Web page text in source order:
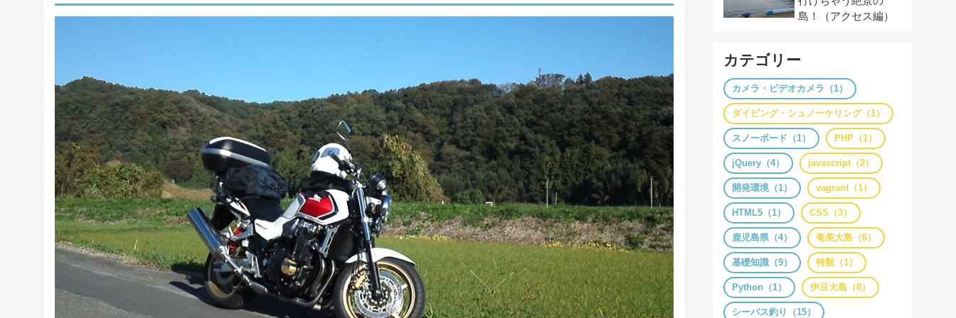
島！（アクセス編）
カテゴリー
カメラ・ビデオカメラ（1）
ダイビング・シュノーケリング（1）
スノーボード（1） PHP（1）
jQuery（4） javascript（2）
開発環境（1） vagrant（1）
HTML5（1） CSS（3）
鹿児島県（4） 奄美大島（6）
基礎知識（9） 特類（1）
Python（1） 伊豆大島（8）
シーバス釣り（15）